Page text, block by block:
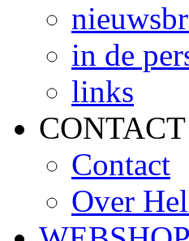
in de
links
CONTACT
Contact
Over